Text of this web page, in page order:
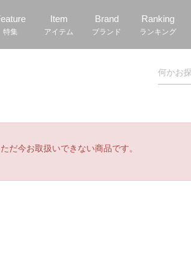
特集
Item
アイテム
Brand
ブランド
Ranking
ランキング
だ今お取扱いできない商品です。